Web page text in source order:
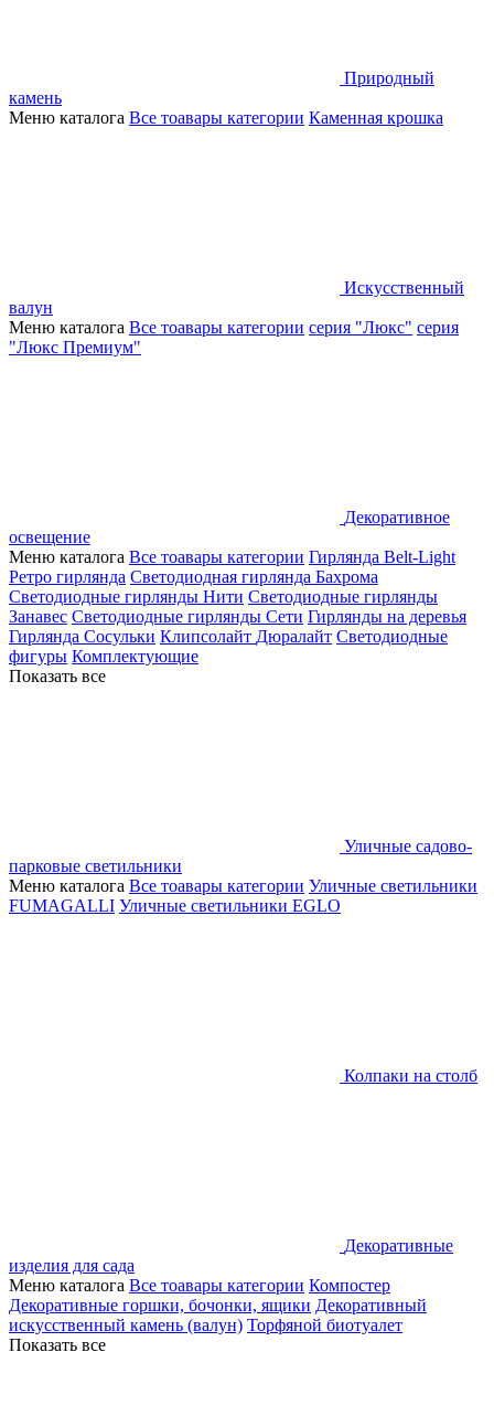
Природный
камень
Меню каталога Все тоавары категории Каменная крошка
Искусственный
валун
Меню каталога Все тоавары категории серия "Люкс" серия
"Люкс Премиум"
Декоративное
освещение
Меню каталога Все тоавары категории Гирлянда Belt-Light
Ретро гирлянда Светодиодная гирлянда Бахрома
Светодиодные гирлянды Нити Светодиодные гирлянды
Занавес Светодиодные гирлянды Сети Гирлянды на деревья
Гирлянда Сосульки Клипсолайт Дюралайт Светодиодные
фигуры Комплектующие
Показать все
Уличные садово-
парковые светильники
Меню каталога Все тоавары категории Уличные светильники
FUMAGALLI Уличные светильники EGLO
Колпаки на столб
Декоративные
изделия для сада
Меню каталога Все тоавары категории Компостер
Декоративные горшки, бочонки, ящики Декоративный
искусственный камень (валун) Торфяной биотуалет
Показать все